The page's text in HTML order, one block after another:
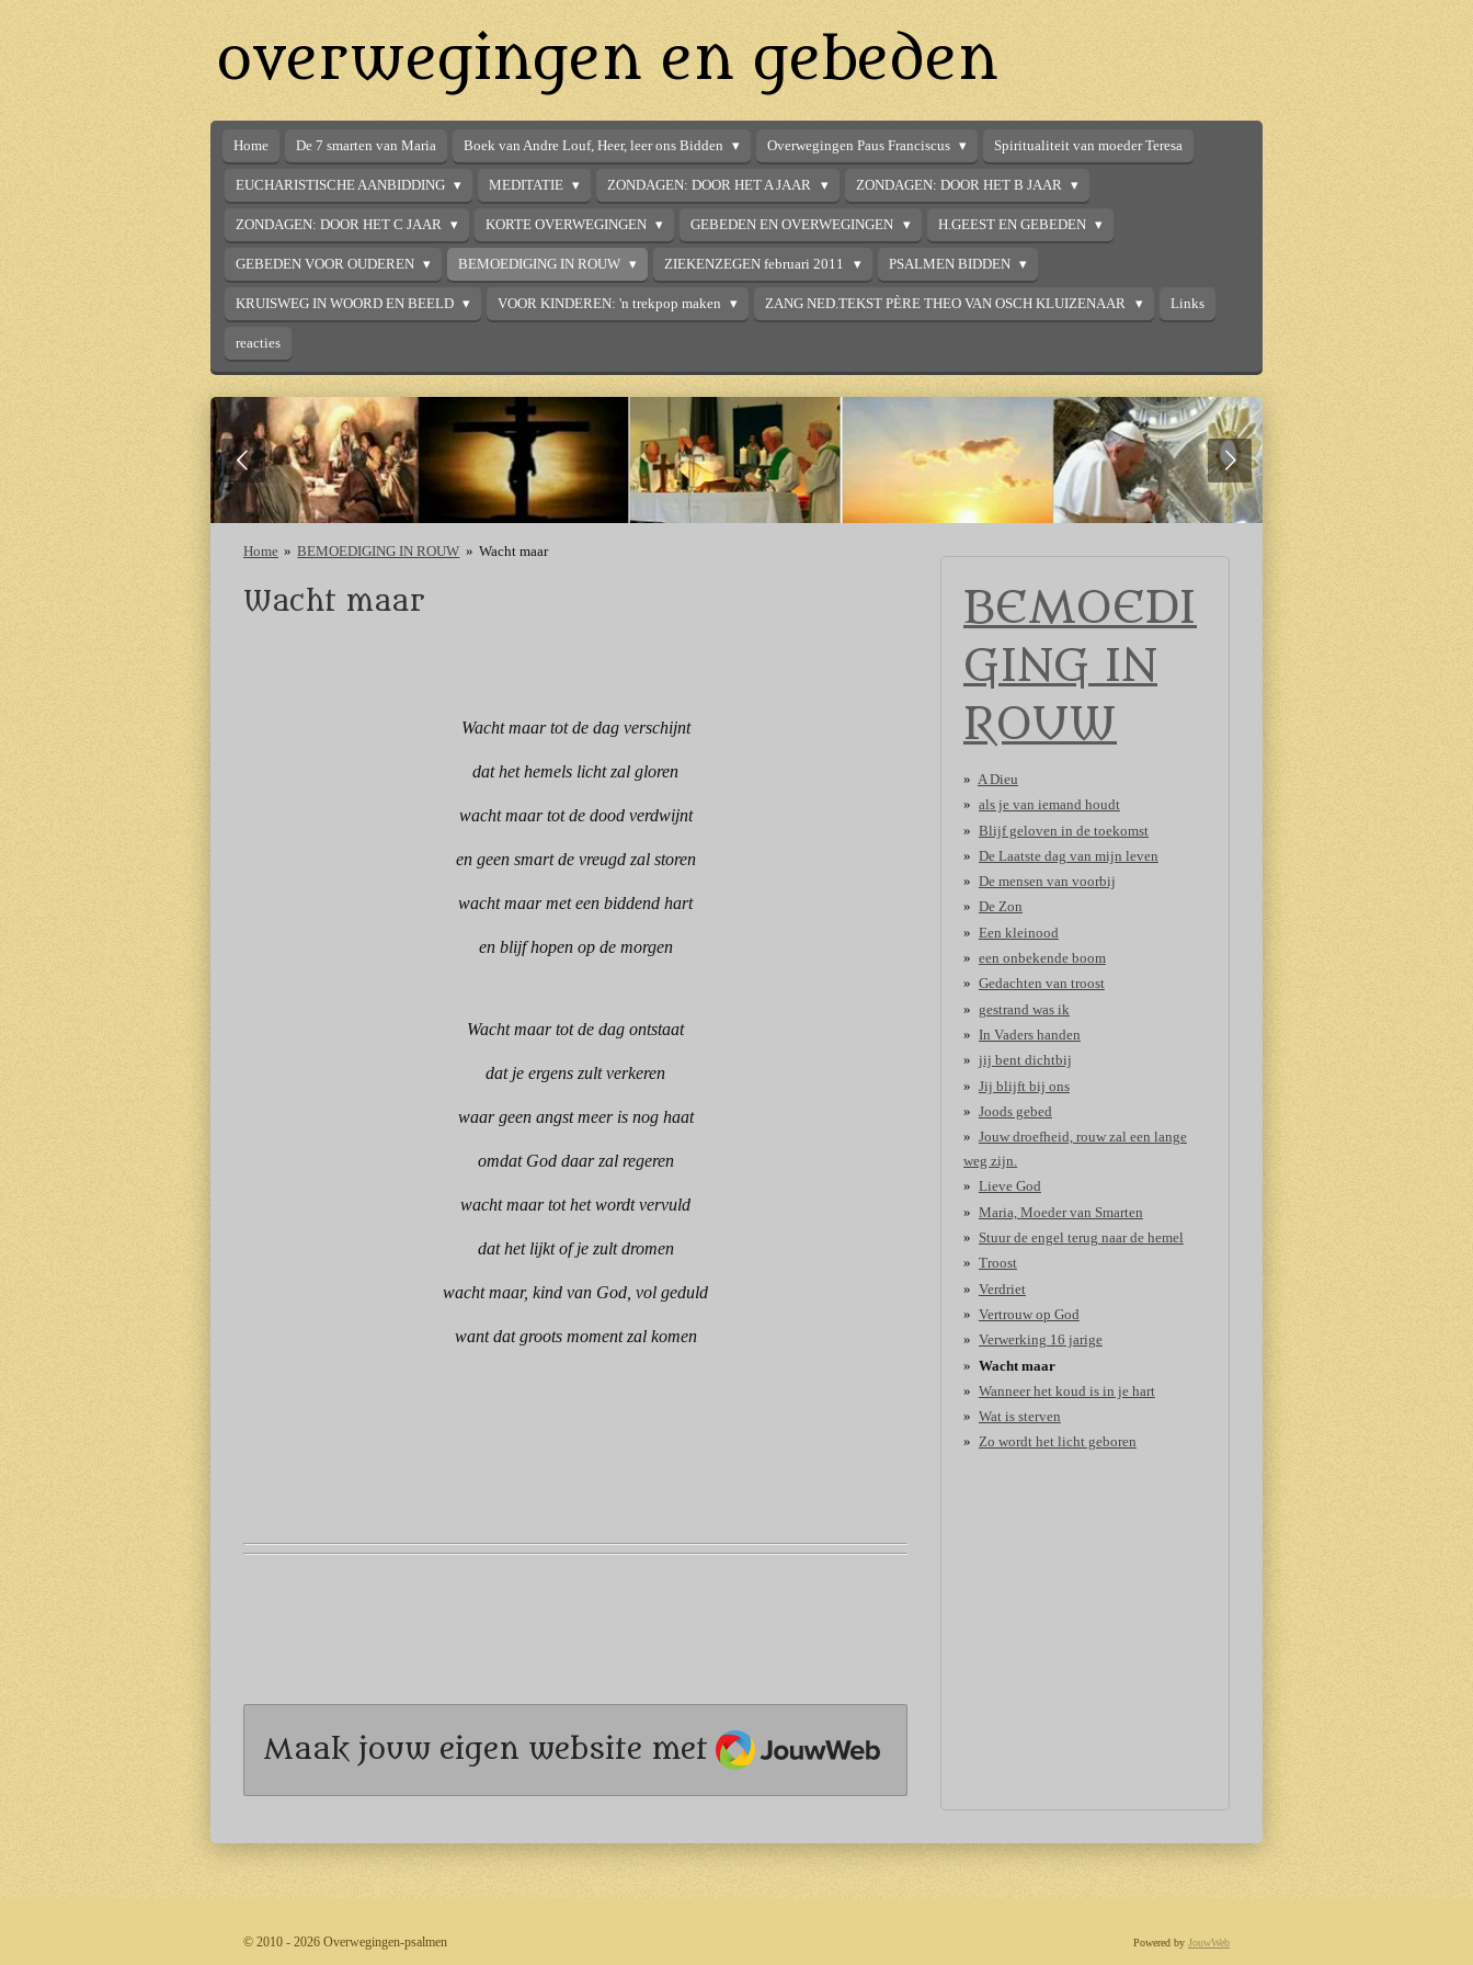
overwegingen en gebeden
Home De 7 smarten van Maria Boek van Andre Louf, Heer, leer ons Bidden Overwegingen Paus Franciscus Spiritualiteit van moeder Teresa
EUCHARISTISCHE AANBIDDING MEDITATIE ZONDAGEN: DOOR HET A JAAR ZONDAGEN: DOOR HET B JAAR
ZONDAGEN: DOOR HET C JAAR KORTE OVERWEGINGEN GEBEDEN EN OVERWEGINGEN H.GEEST EN GEBEDEN
GEBEDEN VOOR OUDEREN BEMOEDIGING IN ROUW ZIEKENZEGEN februari 2011 PSALMEN BIDDEN
KRUISWEG IN WOORD EN BEELD VOOR KINDEREN: 'n trekpop maken ZANG NED.TEKST PÈRE THEO VAN OSCH KLUIZENAAR Links
reacties
Home » BEMOEDIGING IN ROUW » Wacht maar
Wacht maar
Wacht maar tot de dag verschijnt
dat het hemels licht zal gloren
wacht maar tot de dood verdwijnt
en geen smart de vreugd zal storen
wacht maar met een biddend hart
en blijf hopen op de morgen
Wacht maar tot de dag ontstaat
dat je ergens zult verkeren
waar geen angst meer is nog haat
omdat God daar zal regeren
wacht maar tot het wordt vervuld
dat het lijkt of je zult dromen
wacht maar, kind van God, vol geduld
want dat groots moment zal komen
Maak jouw eigen website met JouwWeb
BEMOEDI
GING IN
ROUW
A Dieu
als je van iemand houdt
Blijf geloven in de toekomst
De Laatste dag van mijn leven
De mensen van voorbij
De Zon
Een kleinood
een onbekende boom
Gedachten van troost
gestrand was ik
In Vaders handen
jij bent dichtbij
Jij blijft bij ons
Joods gebed
Jouw droefheid, rouw zal een lange
weg zijn.
Lieve God
Maria, Moeder van Smarten
Stuur de engel terug naar de hemel
Troost
Verdriet
Vertrouw op God
Verwerking 16 jarige
Wacht maar
Wanneer het koud is in je hart
Wat is sterven
Zo wordt het licht geboren
© 2010 - 2026 Overwegingen-psalmen Powered by JouwWeb